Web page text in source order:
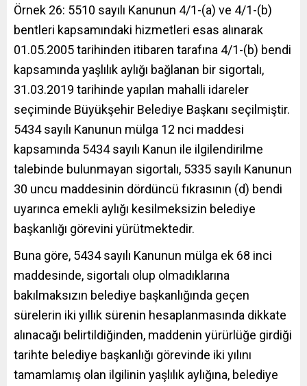
Örnek 26: 5510 sayılı Kanunun 4/1-(a) ve 4/1-(b)
bentleri kapsamındaki hizmetleri esas alınarak
01.05.2005 tarihinden itibaren tarafına 4/1-(b) bendi
kapsamında yaşlılık aylığı bağlanan bir sigortalı,
31.03.2019 tarihinde yapılan mahalli idareler
seçiminde Büyükşehir Belediye Başkanı seçilmiştir.
5434 sayılı Kanunun mülga 12 nci maddesi
kapsamında 5434 sayılı Kanun ile ilgilendirilme
talebinde bulunmayan sigortalı, 5335 sayılı Kanunun
30 uncu maddesinin dördüncü fıkrasının (d) bendi
uyarınca emekli aylığı kesilmeksizin belediye
başkanlığı görevini yürütmektedir.
Buna göre, 5434 sayılı Kanunun mülga ek 68 inci
maddesinde, sigortalı olup olmadıklarına
bakılmaksızın belediye başkanlığında geçen
sürelerin iki yıllık sürenin hesaplanmasında dikkate
alınacağı belirtildiğinden, maddenin yürürlüğe girdiği
tarihte belediye başkanlığı görevinde iki yılını
tamamlamış olan ilgilinin yaşlılık aylığına, belediye